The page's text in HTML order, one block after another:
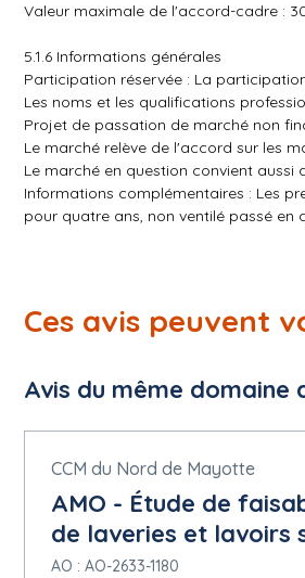
Valeur maximale de l'accord-cadre :
5.1.6 Informations générales
Participation réservée : La
Les noms et les qualifications
Projet de passation de marché non
Le marché relève de l'accord sur les
Le marché en question convient aussi
Informations complémentaires : Les
pour quatre ans, non ventilé passé en
5.1.10 Critères d'attribution
Critère :
Description : Valeur technique et
Catégorie du critère d'attribution seuil
Type : Prix
Description : Prix des prestations
Catégorie du critère d'attribution
Nombre critère d'attribution : 35
Ces avis peuvent
Avis du même domaine
CCM du Nord de Mayotte
AMO - Étude de
de laveries et lavoirs
AO : AO-2633-1180